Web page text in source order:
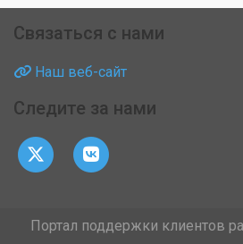
Связаться с нами
Наш веб-сайт
Следите за нами
Портал поддержки клиентов